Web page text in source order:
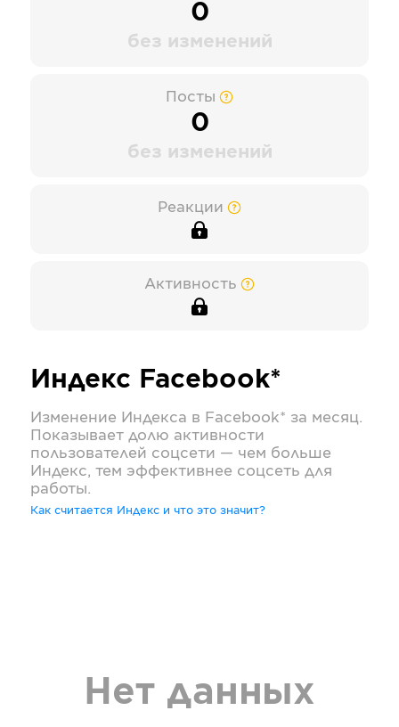
0
без изменений
Посты
0
без изменений
Реакции
Активность
Индекс Facebook*
Изменение Индекса в Facebook* за месяц.
Показывает долю активности
пользователей соцсети — чем больше
Индекс, тем эффективнее соцсеть для
работы.
Как считается Индекс и что это значит?
Нет данных